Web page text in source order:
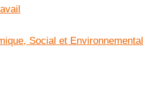
Social et Environnemental